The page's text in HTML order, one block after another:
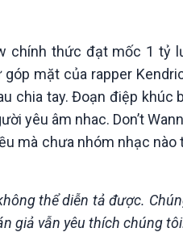
E-Magazine
chính thức đạt mốc 1 tỷ
mặt của rapper
chia tay. Đoạn điệp khúc
yêu âm nhac. Don’t
mà chưa nhóm nhạc nào
thể diễn tả được.
giả vẫn yêu thích chúng